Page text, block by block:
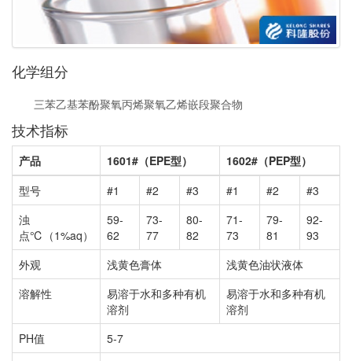
化学组分
三苯乙基苯酚聚氧丙烯聚氧乙烯嵌段聚合物
技术指标
产品 1601#（EPE型）
1602#（PEP型）
型号
#1 #2 #3 #1 #2
#3
浊
点℃（1%aq）
59-
62
73-
77
80-
82
71-
73
79-
81
92-
93
外观
浅黄色膏体
浅黄色油状液体
溶解性
易溶于水和多种有机
溶剂
易溶于水和多种有机
溶剂
PH值
5-7